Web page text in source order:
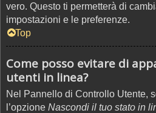
vero. Questo ti permetterà di
impostazioni e le preferenze.
Top
Come posso evitare di
utenti in linea?
Nel Pannello di Controllo Utente,
l’opzione Nascondi il tuo stato in